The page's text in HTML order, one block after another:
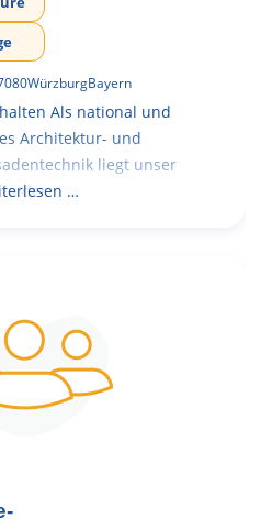
WürzburgBayern
Als national und
Architektur- und
liegt unser
in der
…